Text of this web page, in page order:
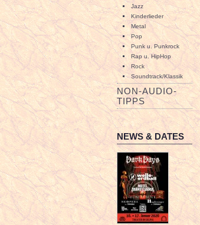
Jazz
Kinderlieder
Metal
Pop
Punk u. Punkrock
Rap u. HipHop
Rock
Soundtrack/Klassik
NON-AUDIO-
TIPPS
NEWS & DATES